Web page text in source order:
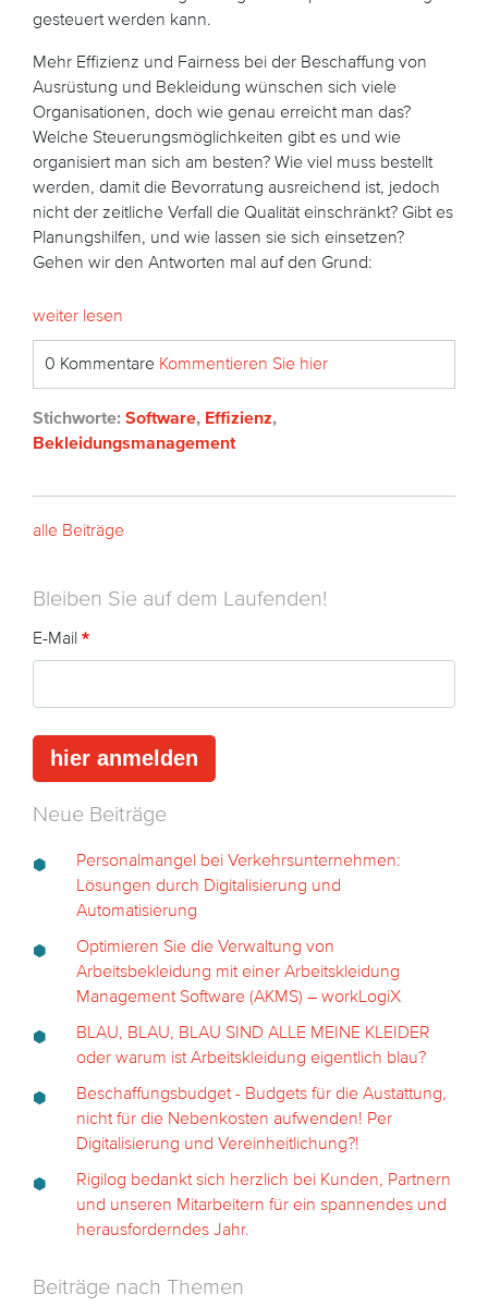
gesteuert werden kann.
Mehr Effizienz und Fairness bei der Beschaffung von
Ausrüstung und Bekleidung wünschen sich viele
Organisationen, doch wie genau erreicht man das?
Welche Steuerungsmöglichkeiten gibt es und wie
organisiert man sich am besten? Wie viel muss bestellt
werden, damit die Bevorratung ausreichend ist, jedoch
nicht der zeitliche Verfall die Qualität einschränkt? Gibt es
Planungshilfen, und wie lassen sie sich einsetzen?
Gehen wir den Antworten mal auf den Grund:
weiter lesen
0 Kommentare Kommentieren Sie hier
Stichworte: Software, Effizienz,
Bekleidungsmanagement
alle Beiträge
Bleiben Sie auf dem Laufenden!
E-Mail
Neue Beiträge
Personalmangel bei Verkehrsunternehmen:
Lösungen durch Digitalisierung und
Automatisierung
Optimieren Sie die Verwaltung von
Arbeitsbekleidung mit einer Arbeitskleidung
Management Software (AKMS) – workLogiX
BLAU, BLAU, BLAU SIND ALLE MEINE KLEIDER
oder warum ist Arbeitskleidung eigentlich blau?
Beschaffungsbudget - Budgets für die Austattung,
nicht für die Nebenkosten aufwenden! Per
Digitalisierung und Vereinheitlichung?!
Rigilog bedankt sich herzlich bei Kunden, Partnern
und unseren Mitarbeitern für ein spannendes und
herausforderndes Jahr.
Beiträge nach Themen